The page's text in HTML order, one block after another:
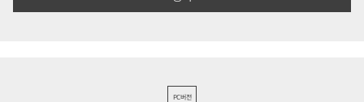
PC버전